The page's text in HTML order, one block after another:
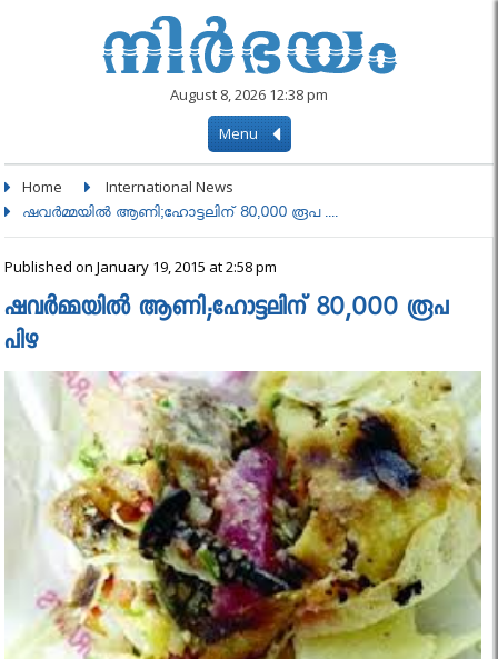
August 8, 2026 12:38 pm
Menu
Home International News
ഷവര്‍മ്മയില്‍ ആണി;ഹോട്ടലിന് 80,000 രൂപ ....
Published on January 19, 2015 at 2:58 pm
ഷവര്‍മ്മയില്‍ ആണി;ഹോട്ടലിന് 80,000 രൂപ
പിഴ